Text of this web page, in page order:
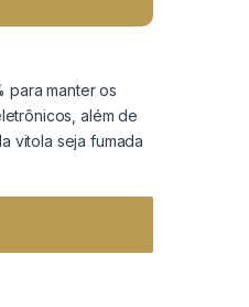
para manter os
além de
vitola seja fumada